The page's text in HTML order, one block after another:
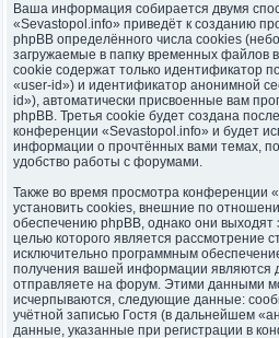
Ваша информация собирается двумя
«Sevastopol.info» приведёт к созданию
phpBB определённого числа cookies
загружаемые в папку временных файлов
cookie содержат только идентификатор
«user-id») и идентификатор анонимной
id»), автоматически присвоенные вам
phpBB. Третья cookie будет создана
конференции «Sevastopol.info» и будет
информации о прочтённых вами темах,
удобство работы с форумами.
Также во время просмотра конференции
установить cookies, внешние по
обеспечению phpBB, однако они выходят
целью которого является рассмотрение
исключительно программным
получения вашей информации являются
отправляете на форум. Этими данными
исчерпываются, следующие данные:
учётной записью Гостя (в дальнейшем
данные, указанные при регистрации в